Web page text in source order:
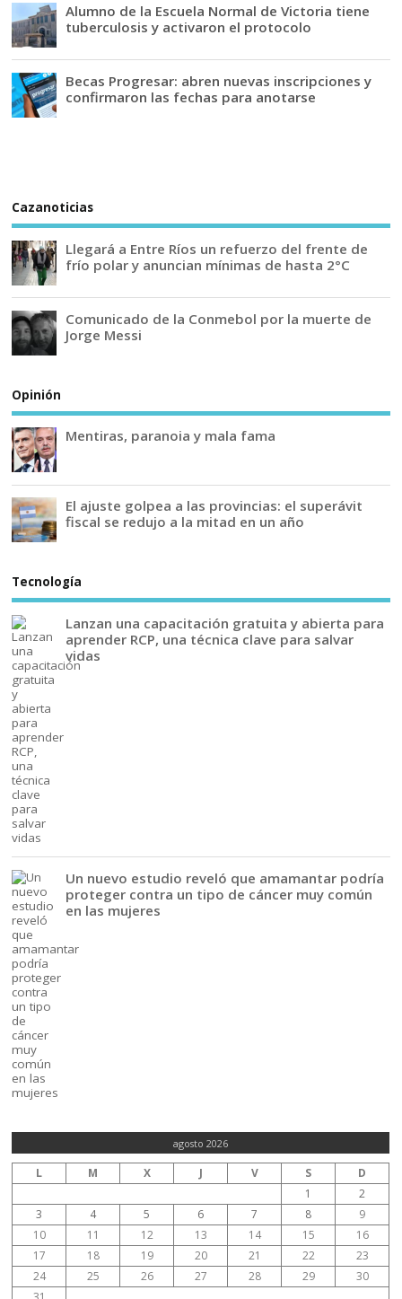
Alumno de la Escuela Normal de Victoria tiene
tuberculosis y activaron el protocolo
Becas Progresar: abren nuevas inscripciones y
confirmaron las fechas para anotarse
Cazanoticias
Llegará a Entre Ríos un refuerzo del frente de
frío polar y anuncian mínimas de hasta 2°C
Comunicado de la Conmebol por la muerte de
Jorge Messi
Opinión
Mentiras, paranoia y mala fama
El ajuste golpea a las provincias: el superávit
fiscal se redujo a la mitad en un año
Tecnología
Lanzan una capacitación gratuita y abierta para
aprender RCP, una técnica clave para salvar
vidas
Un nuevo estudio reveló que amamantar podría
proteger contra un tipo de cáncer muy común
en las mujeres
agosto 2026
L M X J V S
D
1
2
3
4 5 6 7 8
9
10
11 12 13 14 15
16
17
18 19 20 21 22
23
24
25 26 27 28 29
30